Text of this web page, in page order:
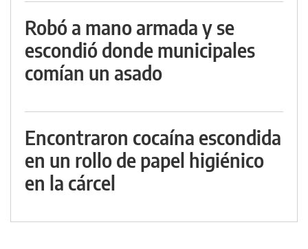
Robó a mano armada y se
escondió donde municipales
comían un asado
Encontraron cocaína escondida
en un rollo de papel higiénico
en la cárcel